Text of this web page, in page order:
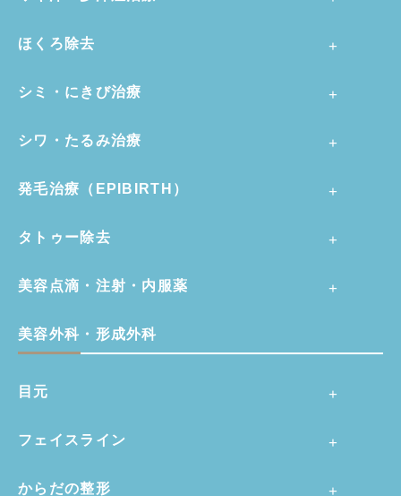
ほくろ除去
シミ・にきび治療
シワ・たるみ治療
発毛治療（EPIBIRTH）
タトゥー除去
美容点滴・注射・内服薬
美容外科・形成外科
目元
フェイスライン
からだの整形